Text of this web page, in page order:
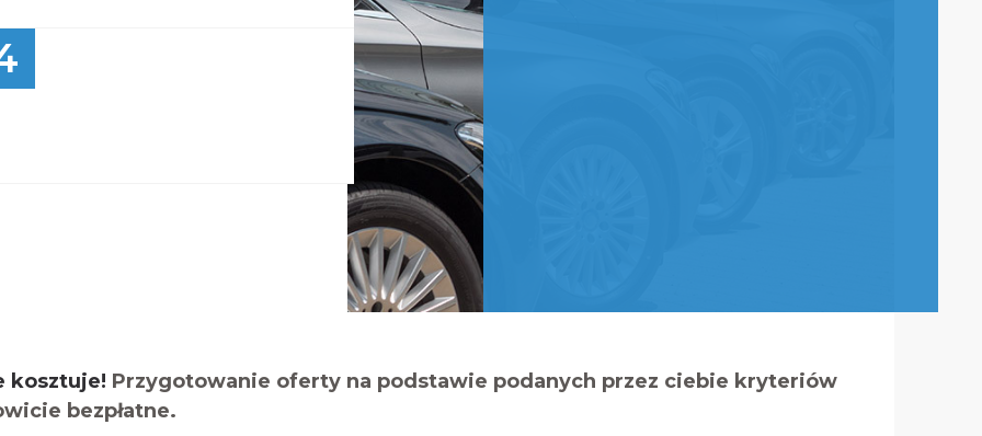
kosztuje! Przygotowanie oferty na podstawie podanych przez ciebie kryteriów
bezpłatne.